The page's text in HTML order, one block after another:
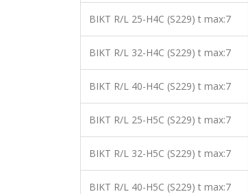
BIKT R/L 25-H4C (S229) t max:7
BIKT R/L 32-H4C (S229) t max:7
BIKT R/L 40-H4C (S229) t max:7
BIKT R/L 25-H5C (S229) t max:7
BIKT R/L 32-H5C (S229) t max:7
BIKT R/L 40-H5C (S229) t max:7